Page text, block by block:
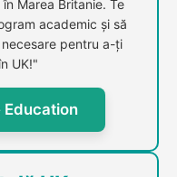
Marea Britanie. Te
academic și să
pentru a-ți
UK!"
Education